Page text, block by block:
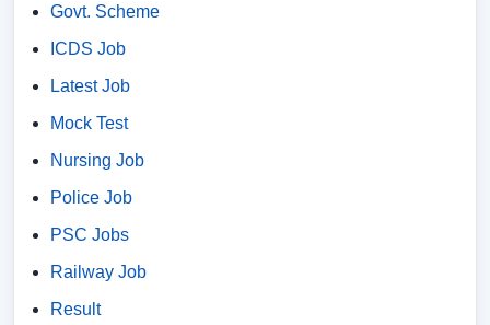
Govt. Scheme
ICDS Job
Latest Job
Mock Test
Nursing Job
Police Job
PSC Jobs
Railway Job
Result